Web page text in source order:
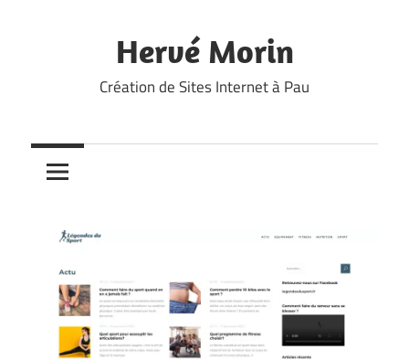
Hervé Morin
Création de Sites Internet à Pau